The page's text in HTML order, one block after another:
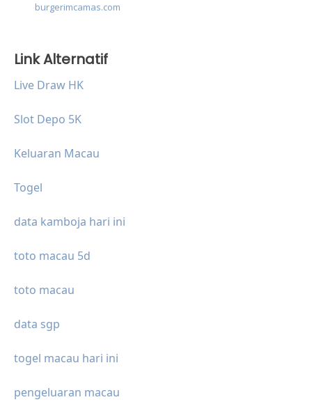
burgerimcamas.com
Link Alternatif
Live Draw HK
Slot Depo 5K
Keluaran Macau
Togel
data kamboja hari ini
toto macau 5d
toto macau
data sgp
togel macau hari ini
pengeluaran macau